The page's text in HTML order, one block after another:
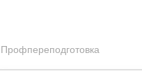
Профпереподготовка